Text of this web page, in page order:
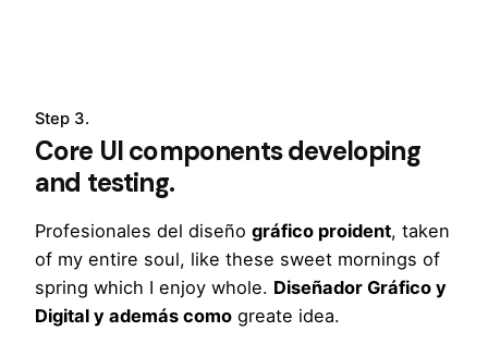
Step 3.
Core UI components developing
and testing.
Profesionales del diseño gráfico proident, taken
of my entire soul, like these sweet mornings of
spring which I enjoy whole. Diseñador Gráfico y
Digital y además como greate idea.